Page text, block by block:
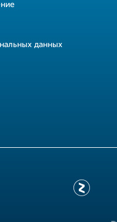
данных